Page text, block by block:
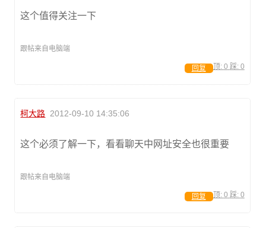
这个值得关注一下
跟帖来自电脑端
顶: 0 踩: 0
回复
柯大路 2012-09-10 14:35:06
这个必须了解一下，看看聊天中网址安全也很重要
跟帖来自电脑端
顶: 0 踩: 0
回复